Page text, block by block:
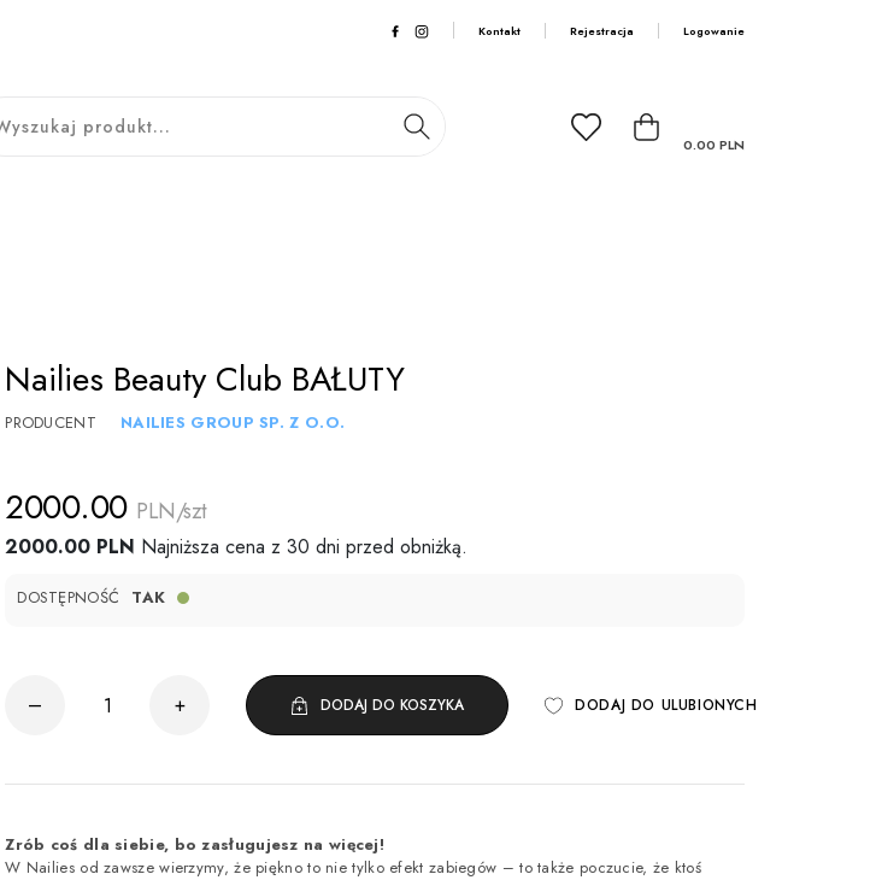
Kontakt Rejestracja Logowanie
0.00 PLN
Nailies Beauty Club BAŁUTY
PRODUCENT NAILIES GROUP SP. Z O.O.
2000.00 PLN/szt
2000.00 PLN Najniższa cena z 30 dni przed obniżką.
DOSTĘPNOŚĆ TAK
– + DODAJ DO KOSZYKA DODAJ DO ULUBIONYCH
Zrób coś dla siebie, bo zasługujesz na więcej!
W Nailies od zawsze wierzymy, że piękno to nie tylko efekt zabiegów – to także poczucie, że ktoś